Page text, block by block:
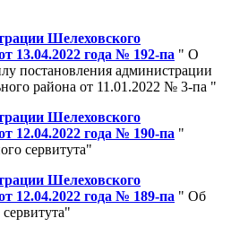
Шелеховского
13.04.2022 года № 192-па " О
постановления администрации
района от 11.01.2022 № 3-па "
Шелеховского
12.04.2022 года № 190-па "
сервитута"
Шелеховского
12.04.2022 года № 189-па " Об